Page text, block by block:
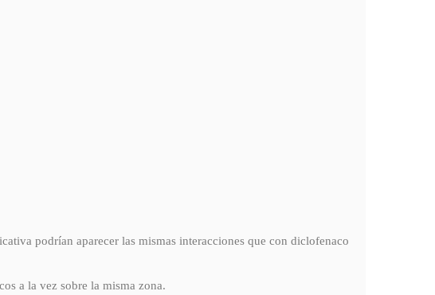
podrían aparecer las mismas interacciones que con diclofenaco
a la vez sobre la misma zona.